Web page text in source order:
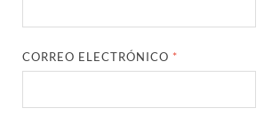
CORREO ELECTRÓNICO *